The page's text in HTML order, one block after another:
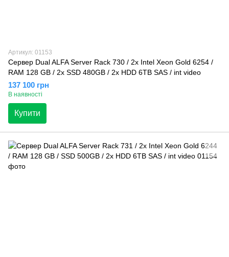
Артикул: 01153
Сервер Dual ALFA Server Rack 730 / 2х Intel Xeon Gold 6254 /
RAM 128 GB / 2x SSD 480GB / 2x HDD 6TB SAS / int video
137 100 грн
В наявності
Купити